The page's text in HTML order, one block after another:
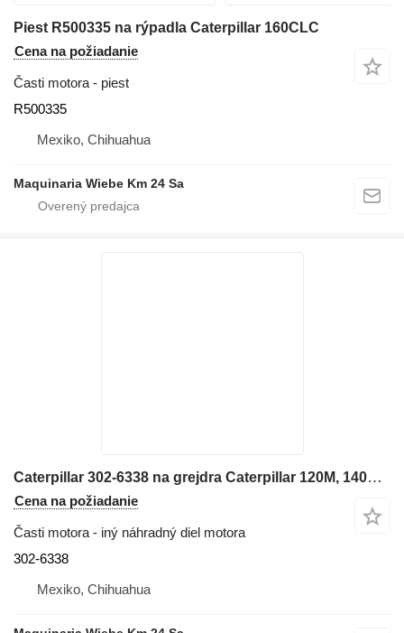
Piest R500335 na rýpadla Caterpillar 160CLC
Cena na požiadanie
Časti motora - piest
R500335
Mexiko, Chihuahua
Maquinaria Wiebe Km 24 Sa
Caterpillar 302-6338 na grejdra Caterpillar 120M, 140M, 160M, 140K, 12M
Cena na požiadanie
Časti motora - iný náhradný diel motora
302-6338
Mexiko, Chihuahua